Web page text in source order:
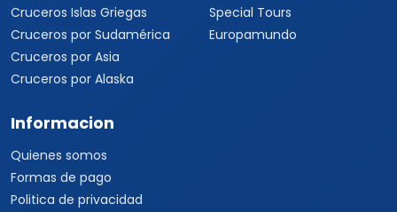
Cruceros Islas Griegas
Cruceros por Sudamérica
Cruceros por Asia
Cruceros por Alaska
Special Tours
Europamundo
Informacion
Quienes somos
Formas de pago
Politica de privacidad